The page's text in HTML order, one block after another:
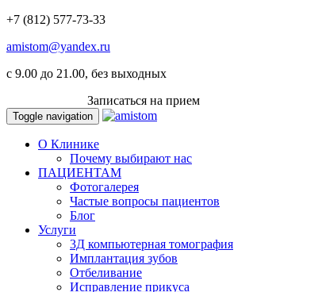
+7 (812) 577-73-33
amistom@yandex.ru
c 9.00 до 21.00, без выходных
Записаться на прием
Toggle navigation
О Клинике
Почему выбирают нас
ПАЦИЕНТАМ
Фотогалерея
Частые вопросы пациентов
Блог
Услуги
3Д компьютерная томография
Имплантация зубов
Отбеливание
Исправление прикуса